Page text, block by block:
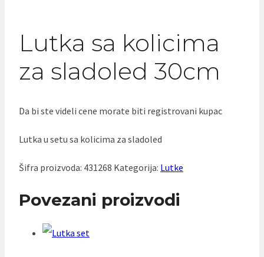
Lutka sa kolicima
za sladoled 30cm
Da bi ste videli cene morate biti registrovani kupac
Lutka u setu sa kolicima za sladoled
Šifra proizvoda: 431268 Kategorija: Lutke
Povezani proizvodi